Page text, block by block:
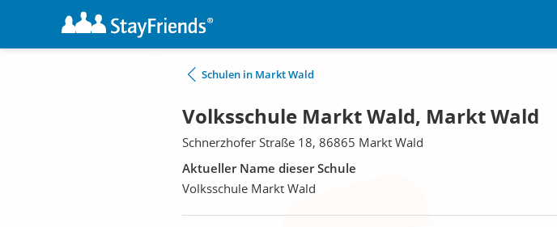
Schulen in Markt Wald
Volksschule Markt Wald, Markt Wald
Schnerzhofer Straße 18, 86865 Markt Wald
Aktueller Name dieser Schule
Volksschule Markt Wald